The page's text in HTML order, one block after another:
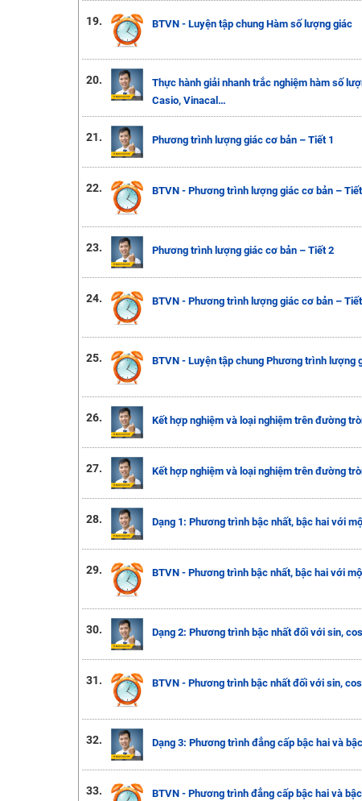
19. BTVN - Luyện tập chung Hàm số lượng giác
20.
Thực hành giải nhanh trắc nghiệm hàm số
Casio, Vinacal…
21. Phương trình lượng giác cơ bản – Tiết 1
22. BTVN - Phương trình lượng giác cơ bản – Tiết
23. Phương trình lượng giác cơ bản – Tiết 2
24. BTVN - Phương trình lượng giác cơ bản –
25. BTVN - Luyện tập chung Phương trình lượng
26. Kết hợp nghiệm và loại nghiệm trên đường
27. Kết hợp nghiệm và loại nghiệm trên đường
28. Dạng 1: Phương trình bậc nhất, bậc hai với
29. BTVN - Phương trình bậc nhất, bậc hai với
30. Dạng 2: Phương trình bậc nhất đối với sin, cos
31. BTVN - Phương trình bậc nhất đối với sin, cos
32. Dạng 3: Phương trình đẳng cấp bậc hai và
33. BTVN - Phương trình đẳng cấp bậc hai và